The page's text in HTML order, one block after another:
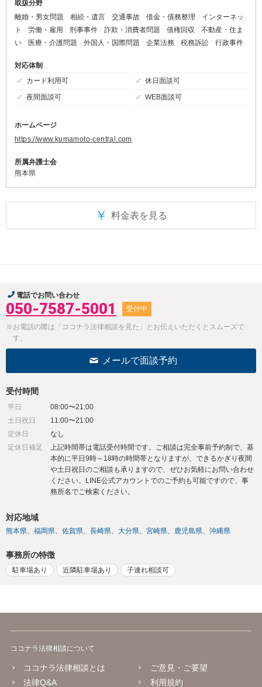
取扱分野
離婚・男女問題
相続・遺言 交通事故 借金・債務整理
インターネッ
ト
労働・雇用 刑事事件 詐欺・消費者問題 債権回収
不動産・住ま
い
医療・介護問題 外国人・国際問題 企業法務 税務訴訟 行政事件
対応体制
カード利用可
休日面談可
夜間面談可
WEB面談可
ホームページ
https://www.kumamoto-central.com
所属弁護士会
熊本県
￥ 料金表を見る
電話でお問い合わせ
050-7587-5001 受付中
※お電話の際は「ココナラ法律相談を見た」とお伝えいただくとスムーズで
す。
メールで面談予約
受付時間
平日
08:00〜21:00
土日祝日
11:00〜21:00
定休日
なし
定休日補足
上記時間帯は電話受付時間です。ご相談は完全事前予約制で、基
本的に平日9時～18時の時間帯となりますが、できるかぎり夜間
や土日祝日のご相談も承りますので、ぜひお気軽にお問い合わせ
ください。LINE公式アカウントでのご予約も可能ですので、事
務所名でご検索ください。
対応地域
熊本県 福岡県 佐賀県 長崎県 大分県 宮崎県 鹿児島県 沖縄県
事務所の特徴
駐車場あり 近隣駐車場あり 子連れ相談可
ココナラ法律相談について
ココナラ法律相談とは
法律Q&A
ご意見・ご要望
利用規約